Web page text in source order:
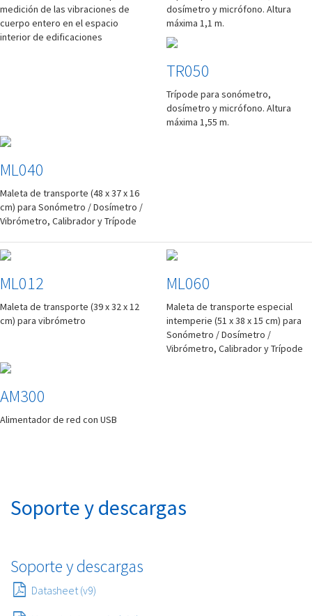
medición de las vibraciones de
cuerpo entero en el espacio
interior de edificaciones
dosímetro y micrófono. Altura
máxima 1,1 m.
TR050
Trípode para sonómetro,
dosímetro y micrófono. Altura
máxima 1,55 m.
ML040
Maleta de transporte (48 x 37 x 16
cm) para Sonómetro / Dosímetro /
Vibrómetro, Calibrador y Trípode
ML012
Maleta de transporte (39 x 32 x 12
cm) para vibrómetro
ML060
Maleta de transporte especial
intemperie (51 x 38 x 15 cm) para
Sonómetro / Dosímetro /
Vibrómetro, Calibrador y Trípode
AM300
Alimentador de red con USB
Soporte y descargas
Soporte y descargas
Datasheet (v9)